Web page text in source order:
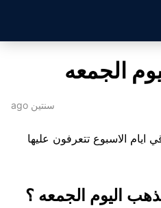
الجمعه
سنتين ago
ايام الاسبوع تتعرفون عليها
اليوم الجمعه ؟